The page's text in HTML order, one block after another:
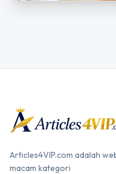
Articles4VIP.com adalah
macam kategori